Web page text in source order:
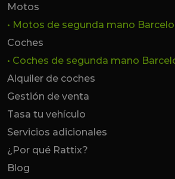
Motos
• Motos de segunda mano
Coches
• Coches de segunda mano
Alquiler de coches
Gestión de venta
Tasa tu vehículo
Servicios adicionales
¿Por qué Rattix?
Blog